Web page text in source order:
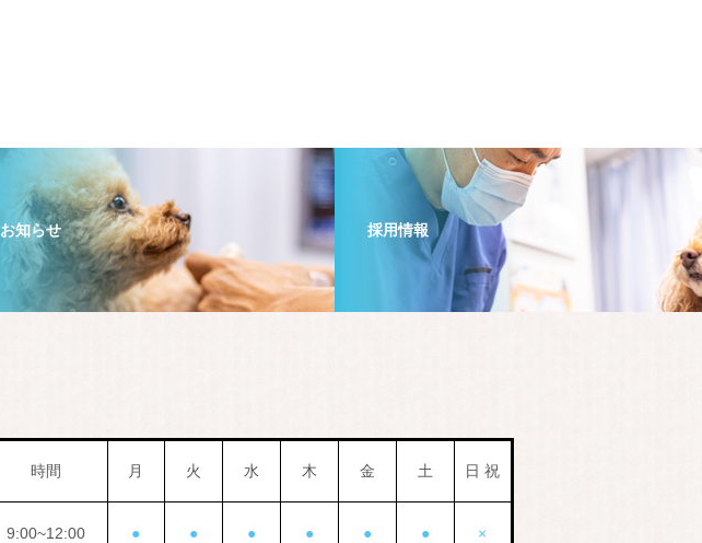
お知らせ 採用情報
時間 月 火 水 木 金 土 日 祝
9:00~12:00 ● ● ● ● ● ● ×